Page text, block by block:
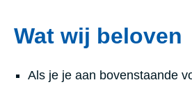
Wat wij beloven
Als je je aan bovenstaande